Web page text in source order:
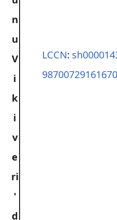
LCCN: